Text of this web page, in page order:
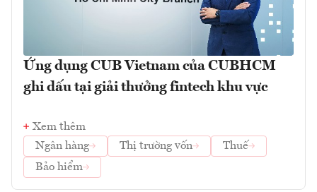
Ứng dụng CUB Vietnam của CUBHCM
ghi dấu tại giải thưởng fintech khu vực
Xem thêm
Ngân hàng
Thị trường vốn
Thuế
Bảo hiểm